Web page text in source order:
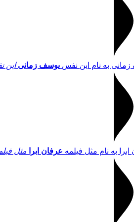
یوسف زمانی این
عرفان ابرا مثل